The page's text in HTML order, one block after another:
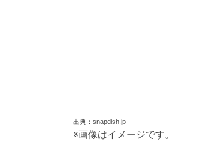
出典：snapdish.jp
※画像はイメージです。